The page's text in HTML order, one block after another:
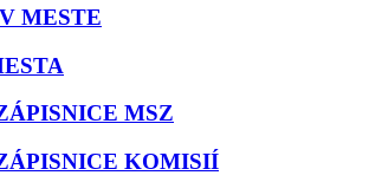
MESTE
MSZ
KOMISIÍ